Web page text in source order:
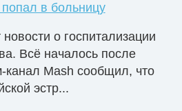
в больницу
о госпитализации
Всё началось после
канал Mash сообщил, что
эстр...